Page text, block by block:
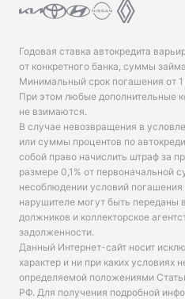
Годовая ставка автокредита
от конкретного банка, суммы
Минимальный срок погашения от
При этом любые дополнительные
не взимаются.
В случае невозвращения в
или суммы процентов по
собой право начислить штраф за
размере 0,1% от первоначальной
несоблюдении условий погашения
нарушителе могут быть переданы
должников и коллекторское
задолженности.
Данный Интернет-сайт носит
характер и ни при каких условиях
определяемой положениями
РФ. Для получения подробной